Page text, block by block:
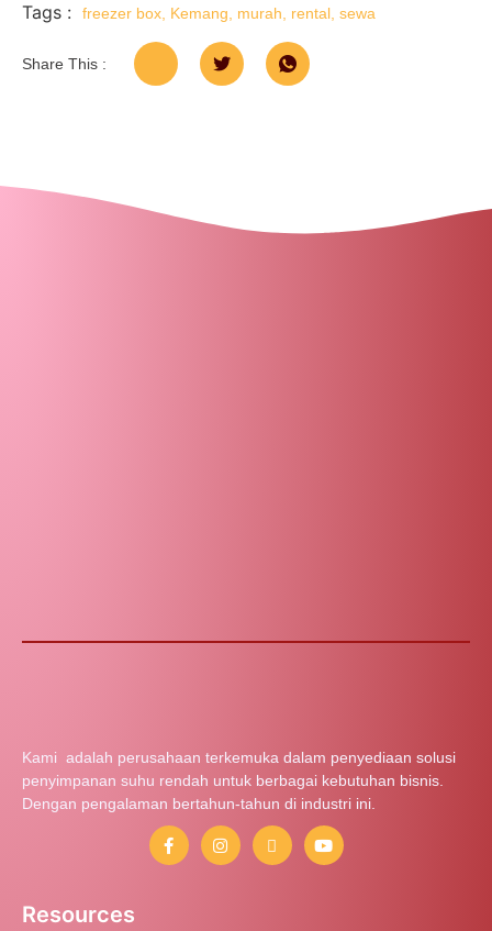
Tags : freezer box Kemang murah rental sewa
Share This :
Kami adalah perusahaan terkemuka dalam penyediaan solusi
penyimpanan suhu rendah untuk berbagai kebutuhan bisnis.
Dengan pengalaman bertahun-tahun di industri ini.
Resources